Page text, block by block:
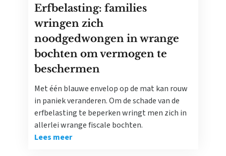
Erfbelasting: families
wringen zich
noodgedwongen in wrange
bochten om vermogen te
beschermen
Met één blauwe envelop op de mat kan rouw
in paniek veranderen. Om de schade van de
erfbelasting te beperken wringt men zich in
allerlei wrange fiscale bochten.
Lees meer